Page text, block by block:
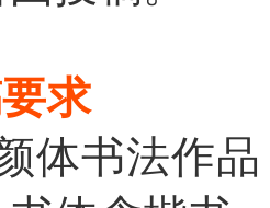
求
体书法作